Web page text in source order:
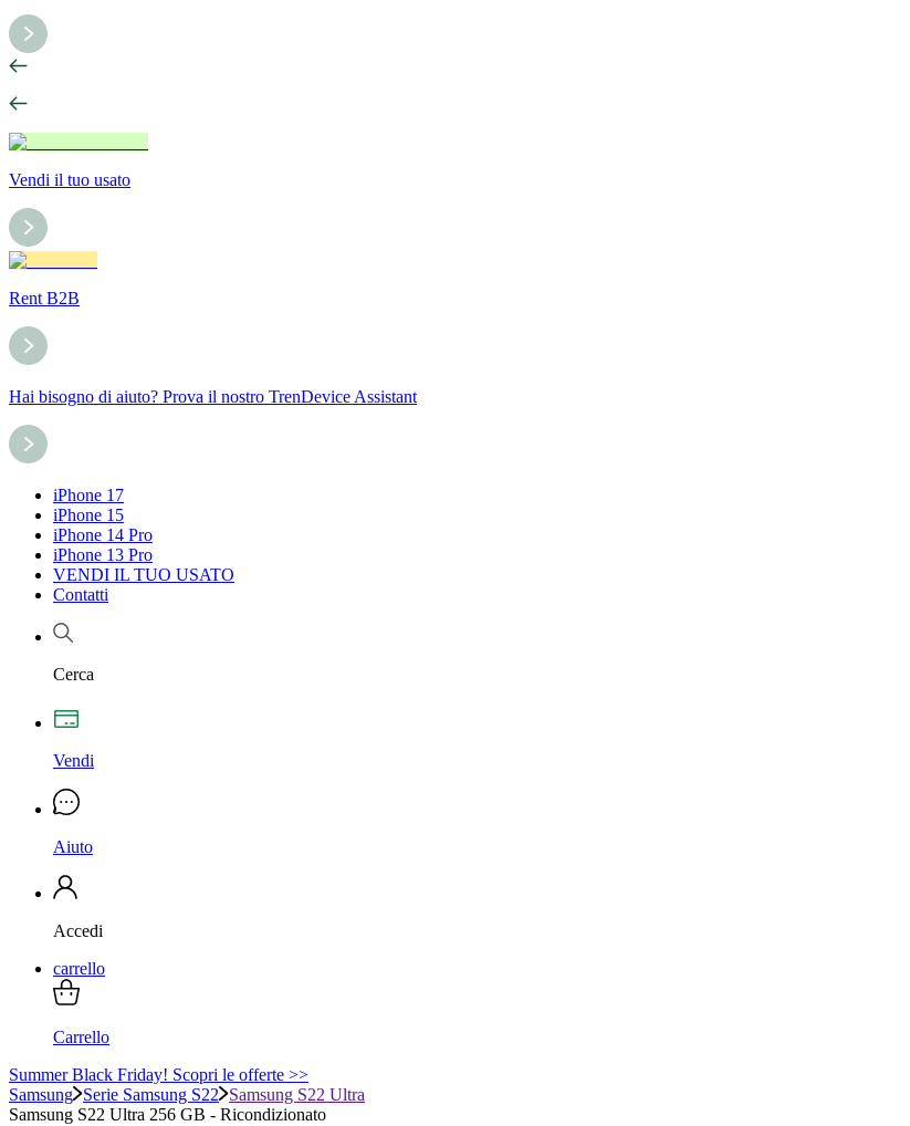
Vendi il tuo usato
Rent B2B
Hai bisogno di aiuto? Prova il nostro TrenDevice Assistant
iPhone 17
iPhone 15
iPhone 14 Pro
iPhone 13 Pro
VENDI IL TUO USATO
Contatti
Cerca
Vendi
Aiuto
Accedi
carrello
Carrello
Summer Black Friday! Scopri le offerte >>
Samsung Serie Samsung S22
Samsung S22 Ultra
Samsung S22 Ultra 256 GB - Ricondizionato